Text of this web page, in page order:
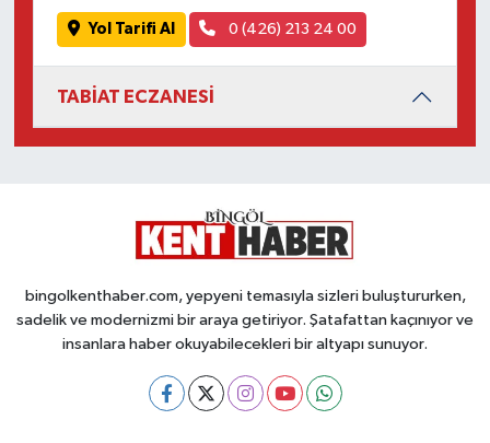
Yol Tarifi Al 0 (426) 213 24 00
TABİAT ECZANESİ
bingolkenthaber.com, yepyeni temasıyla sizleri buluştururken,
sadelik ve modernizmi bir araya getiriyor. Şatafattan kaçınıyor ve
insanlara haber okuyabilecekleri bir altyapı sunuyor.